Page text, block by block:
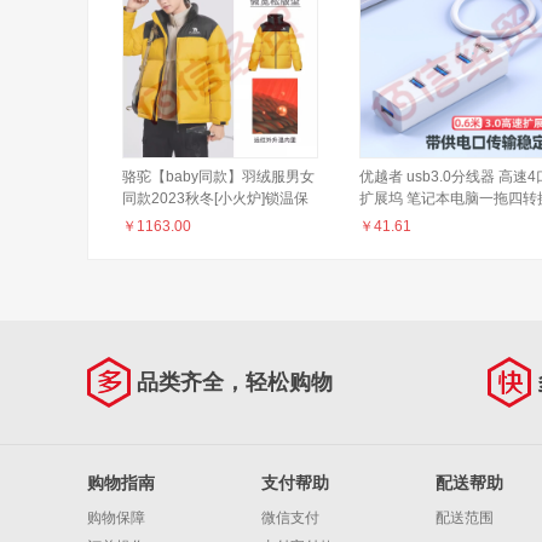
骆驼【baby同款】羽绒服男女
同款2023秋冬[小火炉]锁温保
暖羽绒服外套 柠檬黄，男女同
￥ 1163.00
优越者 usb3.0分线器 高速4
扩展坞 笔记本电脑一拖四转
器多接口延长线0.6米带电
￥ 41.61
品类齐全，轻松购物
购物指南
购物保障
支付帮助
微信支付
配送帮助
配送范围